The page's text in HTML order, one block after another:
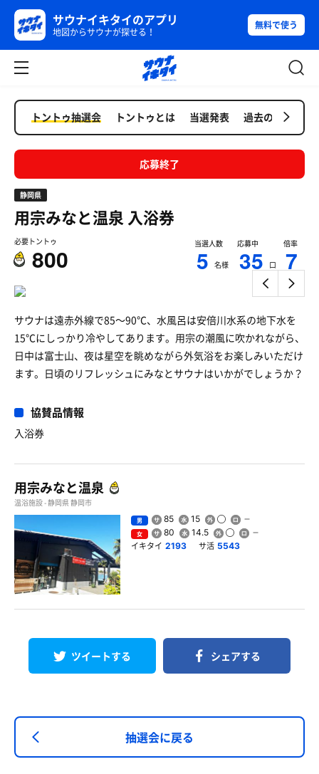
サウナイキタイのアプリ
地図からサウナが探せる！
無料で使う
トントゥ抽選会 トントゥとは 当選発表 過去の抽選会
応募終了
静岡県
用宗みなと温泉入浴券
必要トントゥ
800
当選人数
5 名様
応募中
35 口
倍率
7
サウナは遠赤外線で85〜90℃、水風呂は安倍川水系の地下水を
15℃にしっかり冷やしてあります。用宗の潮風に吹かれながら、
日中は富士山、夜は星空を眺めながら外気浴をお楽しみいただけ
ます。日頃のリフレッシュにみなとサウナはいかがでしょうか？
協賛品情報
入浴券
用宗みなと温泉
温浴施設 - 静岡県 静岡市
男 85 15
女 80 14.5
イキタイ 2193 サ活 5543
ツイートする シェアする
抽選会に戻る